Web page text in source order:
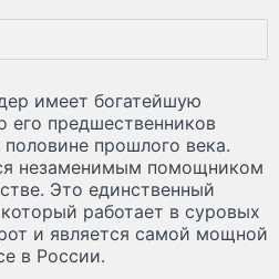
имеет богатейшую
его предшественников
прошлого века.
незаменимым помощником
Это единственный
работает в суровых
и является самой мощной
в России.